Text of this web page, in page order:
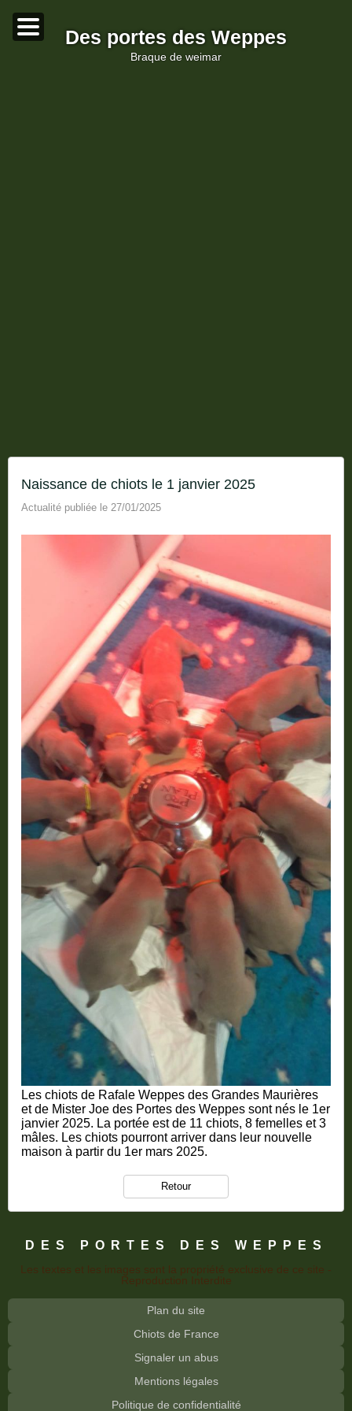
Des portes des Weppes
braque de weimar
Naissance de chiots le 1 janvier 2025
Actualité publiée le 27/01/2025
Les chiots de Rafale Weppes des Grandes Maurières
et de Mister Joe des Portes des Weppes sont nés le 1er
janvier 2025. La portée est de 11 chiots, 8 femelles et 3
mâles. Les chiots pourront arriver dans leur nouvelle
maison à partir du 1er mars 2025.
Retour
DES PORTES DES WEPPES
Reproduction Interdite
Plan du site
Chiots de France
Signaler un abus
Mentions légales
Politique de confidentialité